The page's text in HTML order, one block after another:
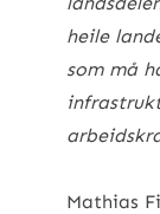
heile
som må
Mathias